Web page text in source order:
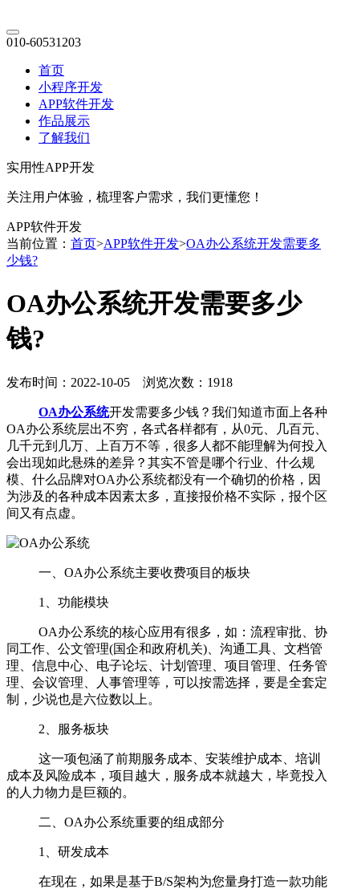
010-60531203
首页
小程序开发
APP软件开发
作品展示
了解我们
实用性APP开发
关注用户体验，梳理客户需求，我们更懂您！
APP软件开发
当前位置： 首页>APP软件开发>OA办公系统开发需要多
少钱?
OA办公系统开发需要多少
钱?
发布时间：2022-10-05 浏览次数：1918
OA办公系统开发需要多少钱？我们知道市面上各种
OA办公系统层出不穷，各式各样都有，从0元、几百元、
几千元到几万、上百万不等，很多人都不能理解为何投入
会出现如此悬殊的差异？其实不管是哪个行业、什么规
模、什么品牌对OA办公系统都没有一个确切的价格，因
为涉及的各种成本因素太多，直接报价格不实际，报个区
间又有点虚。
一、OA办公系统主要收费项目的板块
1、功能模块
OA办公系统的核心应用有很多，如：流程审批、协
同工作、公文管理(国企和政府机关)、沟通工具、文档管
理、信息中心、电子论坛、计划管理、项目管理、任务管
理、会议管理、人事管理等，可以按需选择，要是全套定
制，少说也是六位数以上。
2、服务板块
这一项包涵了前期服务成本、安装维护成本、培训
成本及风险成本，项目越大，服务成本就越大，毕竟投入
的人力物力是巨额的。
二、OA办公系统重要的组成部分
1、研发成本
在现在，如果是基于B/S架构为您量身打造一款功能